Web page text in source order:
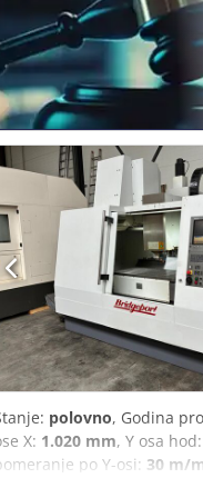
polovno, Godina
X: 1.020 mm, Y osa hod:
po Y-osi: 30 m/